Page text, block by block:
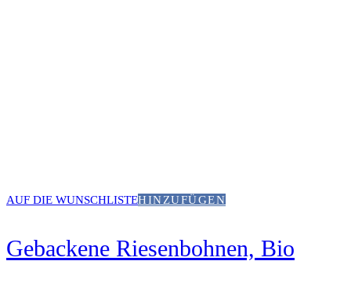
AUF DIE WUNSCHLISTEHINZUFÜGEN
Gebackene Riesenbohnen, Bio